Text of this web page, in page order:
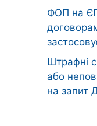
ФОП на
Штрафні
або
на запит